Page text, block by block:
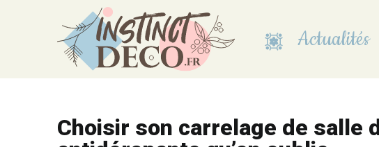
Actualités
Choisir son carrelage de salle